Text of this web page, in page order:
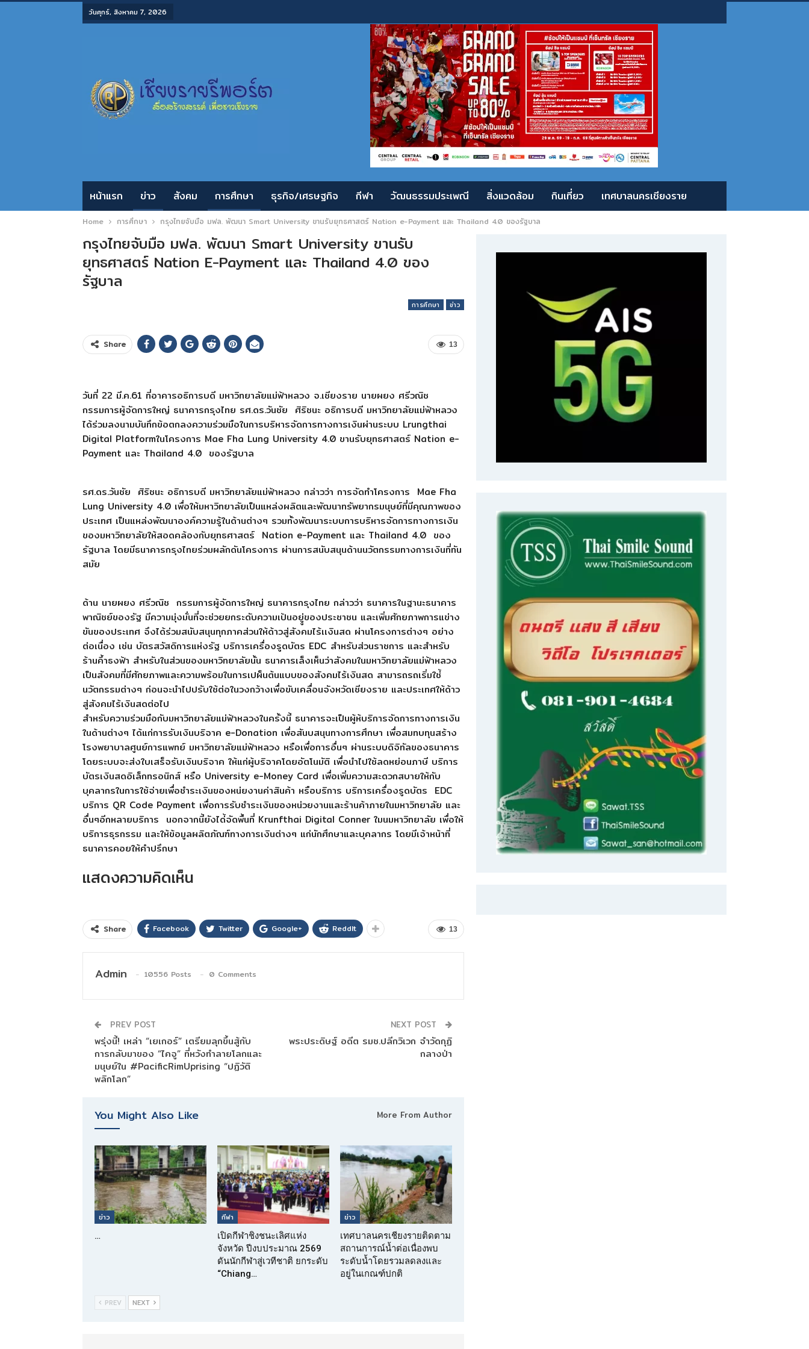
วันศุกร์, สิงหาคม 7, 2026
หน้าแรก ข่าว สังคม การศึกษา ธุรกิจ/เศรษฐกิจ กีฬา วัฒนธรรมประเพณี สิ่งแวดล้อม กินเที่ยว เทศบาลนครเชียงราย
Home การศึกษา กรุงไทยจับมือ มฟล. พัฒนา Smart University ขานรับยุทธศาสตร์ Nation e-Payment และ Thailand 4.0 ของรัฐบาล
กรุงไทยจับมือ มฟล. พัฒนา Smart University ขานรับ
ยุทธศาสตร์ Nation E-Payment และ Thailand 4.0 ของ
รัฐบาล
การศึกษา ข่าว
13
Share
วันที่ 22 มี.ค.61 ที่อาคารอธิการบดี มหาวิทยาลัยแม่ฟ้าหลวง จ.เชียงราย นายผยง ศรีวณิช
กรรมการผู้จัดการใหญ่ ธนาคารกรุงไทย รศ.ดร.วันชัย ศิริชนะ อธิการบดี มหาวิทยาลัยแม่ฟ้าหลวง
ได้ร่วมลงนามบันทึกข้อตกลงความร่วมมือในการบริหารจัดการทางการเงินผ่านระบบ Lrungthai
Digital Platformในโครงการ Mae Fha Lung University 4.0 ขานรับยุทธศาสตร์ Nation e-
Payment และ Thailand 4.0 ของรัฐบาล
รศ.ดร.วันชัย ศิริชนะ อธิการบดี มหาวิทยาลัยแม่ฟ้าหลวง กล่าวว่า การจัดทำโครงการ Mae Fha
Lung University 4.0 เพื่อให้มหาวิทยาลัยเป็นแหล่งผลิตและพัฒนาทรัพยากรมนุษย์ที่มีคุณภาพของ
ประเทศ เป็นแหล่งพัฒนาองค์ความรู้ในด้านต่างๆ รวมทั้งพัฒนาระบบการบริหารจัดการทางการเงิน
ของมหาวิทยาลัยให้สอดคล้องกับยุทธศาสตร์ Nation e-Payment และ Thailand 4.0 ของ
รัฐบาล โดยมีธนาคารกรุงไทยร่วมผลักดันโครงการ ผ่านการสนับสนุนด้านนวัตกรรมทางการเงินที่ทัน
สมัย
ด้าน นายผยง ศรีวณิช กรรมการผู้จัดการใหญ่ ธนาคารกรุงไทย กล่าวว่า ธนาคารในฐานะธนาคาร
พาณิชย์ของรัฐ มีความมุ่งมั่นที่จะช่วยยกระดับความเป้นอยูู่ของประชาชน และเพิ่มศักยภาพการแข่าง
ขันของประเทศ จึงได้ร่วมสนับสนุนทุกภาคส่วนให้ด้าวสู่สังคมไร้เเงินสด ผ่านโครงการต่างๆ อย่าง
ต่อเนื่อง เช่น บัตรสวัสดิการแห่งรัฐ บริการเครื่องรูดบัตร EDC สำหรับส่วนราชการ และสำหรับ
ร้านคึ้าธงฟ้า สำหรับในส่วนของมหาวิทยาลัยนั้น ธนาคารเล็งเห็นว่าสังคมในมหาวิทยาลัยแม่ฟ้าหลวง
เป็นสังคมที่มีศักยภาพและความพร้อมในการเปผ็นต้นแบบของสังคมไร้เงินสด สามารถรถเริ่มใช่้
นวัตกรรมต่างๆ ก่อนจะนำไปปรับใช้ต่อในวงกว้างเพื่อขับเคลื่อนจังหวัดเชียงราย และประเทศให้ด้าว
สู่สังคมไร้เงินสดต่อไป
สำหรับความร่วมมือกับมหาวิทยาลัยแม่ฟ้าหลวงในครั้งนี้ ธนาคารจะเป็นผู้ห้บริการจัดการทางการเงิน
ในด้านต่างๆ ได้แก่การรับเงินบริจาค e-Donation เพื่อสันบสนุนทางการศึกษา เพื่อสมทบทุนสร้าง
โรงพยาบาลศูนย์การแพทย์ มหาวิทยาลัยแม่ฟ้าหลวง หรือเพื่อการอื่นๆ ผ่านระบบดิจิทัลของธนาคาร
โดยระบบจะส่งใบเสร็จรับเงินบริจาค ให้แก่ผู้บริจาคโดยอัตโนมัติ เพื่อนำไปใช้ลดหย่อนภาษี บริการ
บัตรเงินสดอิเล็กทรอนิกส์ หรือ University e-Money Card เพื่อเพิ่มความสะดวกสบายให้กับ
บุคลากรในการใช้จ่ายเพื่อชำระเงินของหน่ยงานค่าสินค้า หรือบริการ บริการเครื่องรูดบัตร EDC
บริการ QR Code Payment เพื่อการรับชำระเงินของหน่วยงานและร้านค้าภายในมหาวิทยาลัย และ
อื่นๆอีกหลายบริการ นอกจากนี้ยังได่้จัดพื้นที่ Krunfthai Digital Conner ใมนมหาวิทยาลัย เพื่อให้
บริการธุรกรรม และให้ข้อมูลผลิตภัณฑ์ทางการเงินต่างๆ แก่นักศึกษาและบุคลากร โดยมีเจ้าหน้าที่
ธนาคารคอยให้คำปรึกษา
แสดงความคิดเห็น
13
Share Facebook Twitter Google+ ReddIt
Admin 10556 Posts 0 Comments
PREV POST
พรุ่งนี้! เหล่า “เยเกอร์” เตรียมลุกขึ้นสู้กับ
การกลับมาของ “ไคจู” ที่หวังทำลายโลกและ
มนุษย์ใน #PacificRimUprising “ปฏิวัติ
พลิกโลก”
NEXT POST
พระประดิษฐ์ อดีต รมช.ปลีกวิเวก จำวัดกุฏิ
กลางป่า
You Might Also Like More From Author
ข่าว
…
กีฬา
เปิดกีฬาชิงชนะเลิศแห่ง
จังหวัด ปีงบประมาณ 2569
ดันนักกีฬาสู่เวทีชาติ ยกระดับ
“Chiang…
ข่าว
เทศบาลนครเชียงรายติดตาม
สถานการณ์น้ำต่อเนื่องพบ
ระดับน้ำโดยรวมลดลงและ
อยู่ในเกณฑ์ปกติ
PREV NEXT